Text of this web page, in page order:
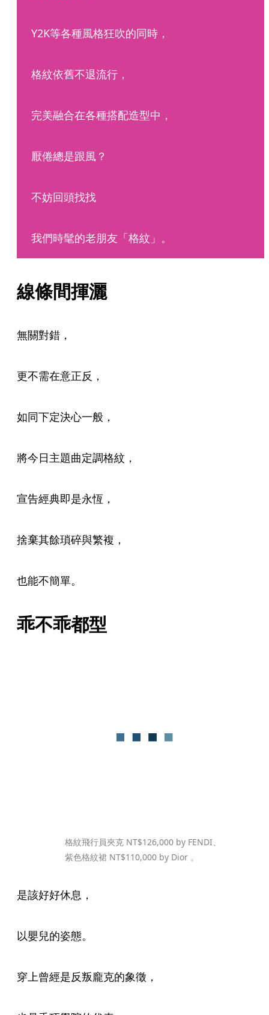
Y2K等各種風格狂吹的同時，
格紋依舊不退流行，
完美融合在各種搭配造型中，
厭倦總是跟風？
不妨回頭找找
我們時髦的老朋友「格紋」。
線條間揮灑
無關對錯，
更不需在意正反，
如同下定決心一般，
將今日主題曲定調格紋，
宣告經典即是永恆，
捨棄其餘瑣碎與繁複，
也能不簡單。
乖不乖都型
格紋飛行員夾克 NT$126,000 by FENDI、
紫色格紋裙 NT$110,000 by Dior 。
是該好好休息，
以嬰兒的姿態。
穿上曾經是反叛龐克的象徵，